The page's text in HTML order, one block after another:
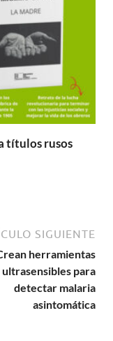
títulos rusos
SIGUIENTE
herramientas
ultrasensibles para
detectar malaria
asintomática